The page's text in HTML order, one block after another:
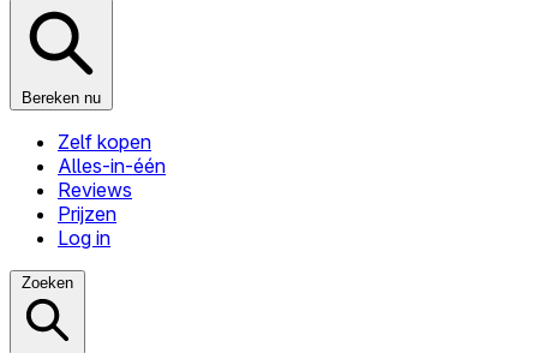
Bereken nu
Zelf kopen
Alles-in-één
Reviews
Prijzen
Log in
Zoeken